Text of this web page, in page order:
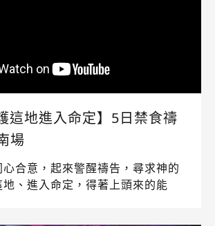
這地進入命定】5日禁食禱
場
合意，起來警醒禱告，尋求神的
、進入命定，得著上頭來的能